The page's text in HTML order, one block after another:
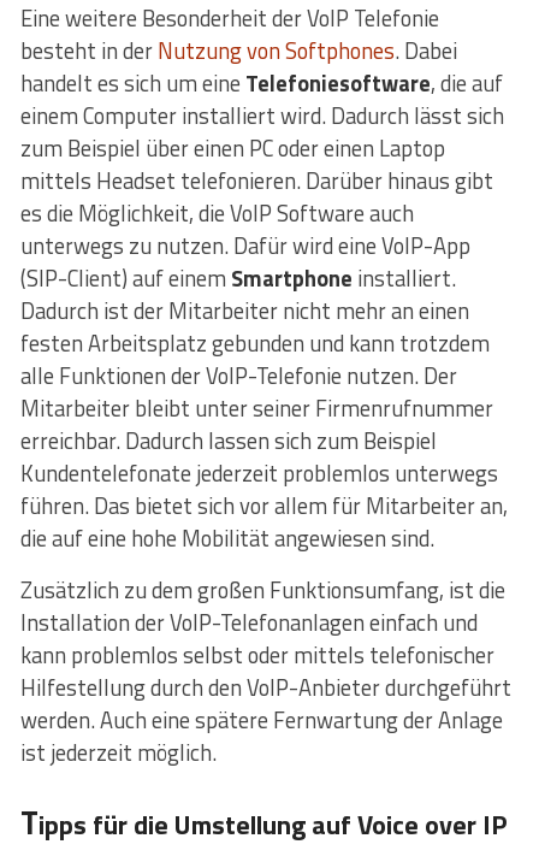
Eine weitere Besonderheit der VoIP Telefonie
besteht in derNutzung von Softphones. Dabei
handelt es sich um eine Telefoniesoftware, die auf
einem Computer installiert wird. Dadurch lässt sich
zum Beispiel über einen PC oder einen Laptop
mittels Headset telefonieren. Darüber hinaus gibt
es die Möglichkeit, die VoIP Software auch
unterwegs zu nutzen. Dafür wird eine VoIP-App
(SIP-Client) auf einem Smartphone installiert.
Dadurch ist der Mitarbeiter nicht mehr an einen
festen Arbeitsplatz gebunden und kann trotzdem
alle Funktionen der VoIP-Telefonie nutzen. Der
Mitarbeiter bleibt unter seiner Firmenrufnummer
erreichbar. Dadurch lassen sich zum Beispiel
Kundentelefonate jederzeit problemlos unterwegs
führen. Das bietet sich vor allem für Mitarbeiter an,
die auf eine hohe Mobilität angewiesen sind.
Zusätzlich zu dem großen Funktionsumfang, ist die
Installation der VoIP-Telefonanlagen einfach und
kann problemlos selbst oder mittels telefonischer
Hilfestellung durch den VoIP-Anbieter durchgeführt
werden. Auch eine spätere Fernwartung der Anlage
ist jederzeit möglich.
Tipps für die Umstellung auf Voice over IP